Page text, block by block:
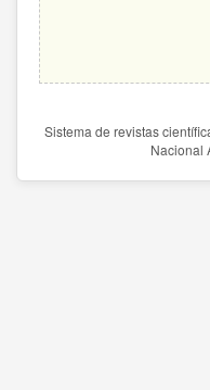
Sistema de revistas
Nacional